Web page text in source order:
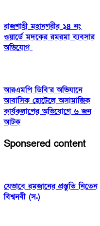
রাজশাহী মহানগরীর ১৪ নং
ওয়ার্ডে মদকের রমরমা ব্যবসার
অভিযোগ
আরএমপি ডিবি’র অভিযানে
আবাসিক হোটেলে অসামাজিক
কার্যকলাপের অভিযোগে ৬ জন
আটক
Sponsered content
যেভাবে রমজানের প্রস্তুতি নিতেন
বিশ্বনবী (স.)